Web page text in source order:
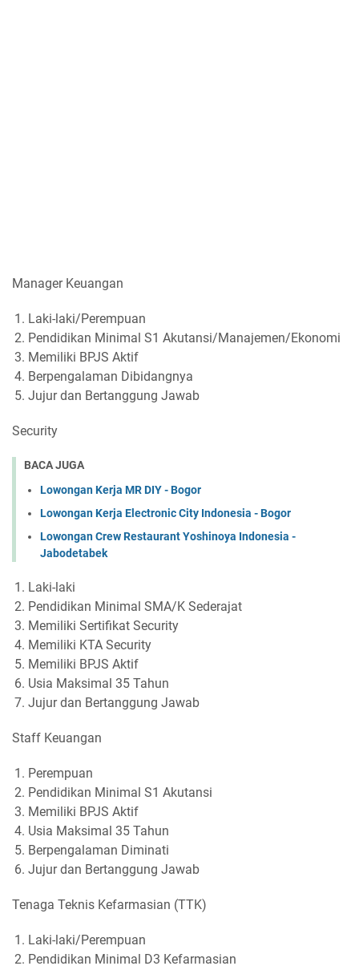
Manager Keuangan
Laki-laki/Perempuan
Pendidikan Minimal S1 Akutansi/Manajemen/Ekonomi
Memiliki BPJS Aktif
Berpengalaman Dibidangnya
Jujur dan Bertanggung Jawab
Security
BACA JUGA
Lowongan Kerja MR DIY - Bogor
Lowongan Kerja Electronic City Indonesia - Bogor
Lowongan Crew Restaurant Yoshinoya Indonesia -
Jabodetabek
Laki-laki
Pendidikan Minimal SMA/K Sederajat
Memiliki Sertifikat Security
Memiliki KTA Security
Memiliki BPJS Aktif
Usia Maksimal 35 Tahun
Jujur dan Bertanggung Jawab
Staff Keuangan
Perempuan
Pendidikan Minimal S1 Akutansi
Memiliki BPJS Aktif
Usia Maksimal 35 Tahun
Berpengalaman Diminati
Jujur dan Bertanggung Jawab
Tenaga Teknis Kefarmasian (TTK)
Laki-laki/Perempuan
Pendidikan Minimal D3 Kefarmasian